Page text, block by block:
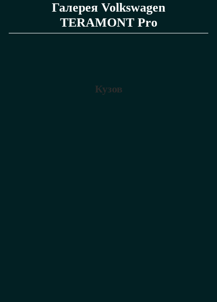
Галерея Volkswagen
TERAMONT Pro
Кузов